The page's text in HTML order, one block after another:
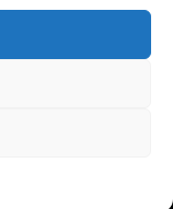
Culturamanía